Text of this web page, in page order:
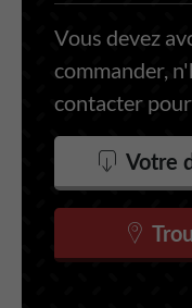
Vous devez
commander,
contacter pour
Votre